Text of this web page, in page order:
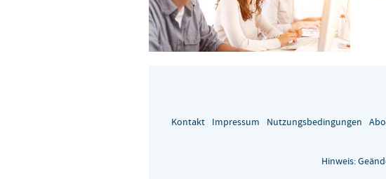
Kontakt Impressum Nutzungsbedingungen
Hinweis: